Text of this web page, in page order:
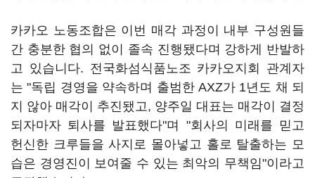
카카오 노동조합은 이번 매각 과정이 내부 구성원들
간 충분한 협의 없이 졸속 진행됐다며 강하게 반발하
고 있습니다. 전국화섬식품노조 카카오지회 관계자
는 "독립 경영을 약속하며 출범한 AXZ가 1년도 채 되
지 않아 매각이 추진됐고, 양주일 대표는 매각이 결정
되자마자 퇴사를 발표했다"며 "회사의 미래를 믿고
헌신한 크루들을 사지로 몰아넣고 홀로 탈출하는 모
습은 경영진이 보여줄 수 있는 최악의 무책임"이라고